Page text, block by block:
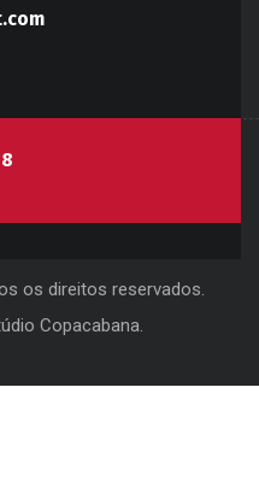
os direitos reservados.
Copacabana